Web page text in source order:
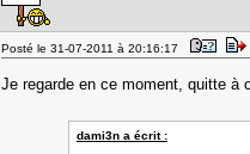
Posté le 31-07-2011 à 20:16:17
Je regarde en ce moment, quitte à
dami3n a écrit :